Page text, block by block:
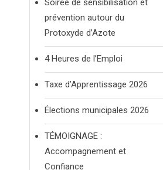
Soirée de sensibilisation et
prévention autour du
Protoxyde d’Azote
4 Heures de l’Emploi
Taxe d’Apprentissage 2026
Élections municipales 2026
TÉMOIGNAGE :
Accompagnement et
Confiance